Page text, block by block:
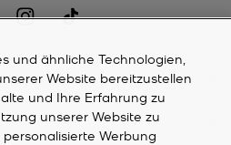
und ähnliche Technologien,
Website bereitzustellen
und Ihre Erfahrung zu
unserer Website zu
Werbung